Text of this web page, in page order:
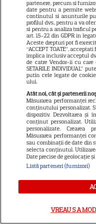
partenere, precum si
date pentru a permite
continutul si anunturile
profilul dvs., pentru a va
si pentru a analiza traficul
art. 15-22 din GDPR in
Aceste drepturi pot fi
“ACCEPT TOATE”,
implica inclusiv acceptul
de catre Vendor-ii cu care
SETARILE INDIVIDUAL”
putin cele legate de
ului.
Atât noi, cât și partenerii
Măsurarea performanței
conținutului personalizat.
dispozitiv. Dezvoltarea și
conținut personalizat.
personalizate. Crearea
Măsurarea performanței
sau combinații de date din
selecta conținutul.
Date precise de geolocație
Listă parteneri (furnizori)
VREAU SA